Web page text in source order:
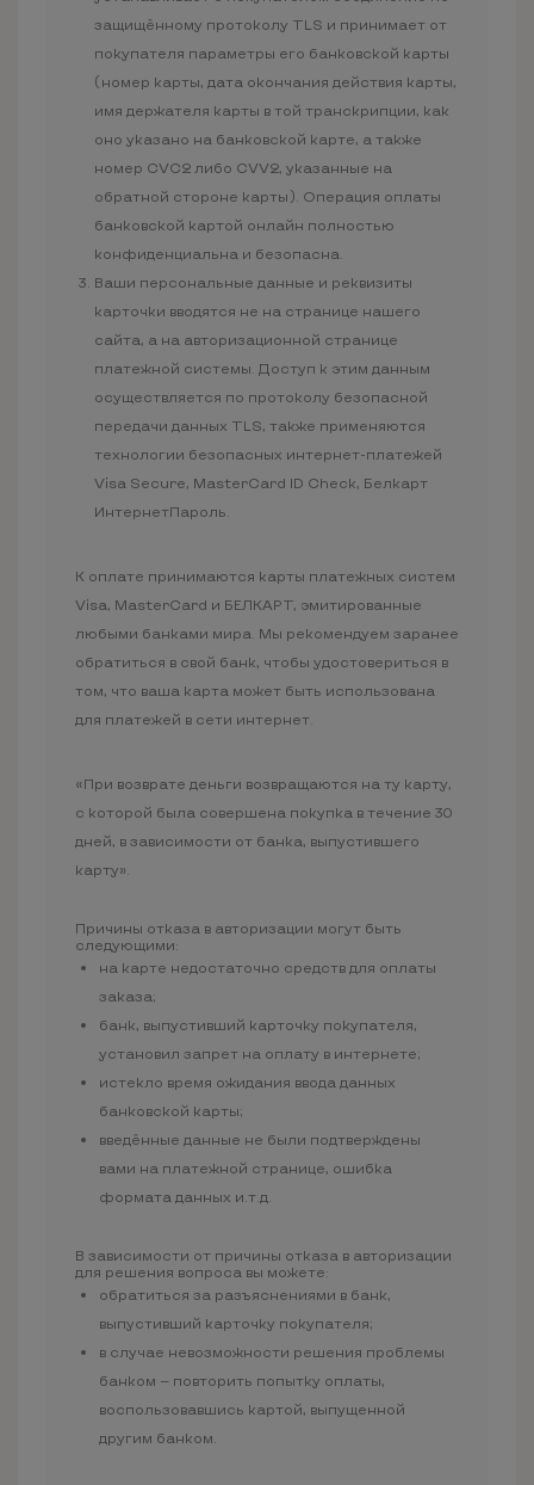
защищённому протоколу TLS и принимает от
покупателя параметры его банковской карты
(номер карты, дата окончания действия карты,
имя держателя карты в той транскрипции, как
оно указано на банковской карте, а также
номер CVC2 либо CVV2, указанные на
обратной стороне карты). Операция оплаты
банковской картой онлайн полностью
конфиденциальна и безопасна.
Ваши персональные данные и реквизиты
карточки вводятся не на странице нашего
сайта, а на авторизационной странице
платежной системы. Доступ к этим данным
осуществляется по протоколу безопасной
передачи данных TLS, также применяются
технологии безопасных интернет-платежей
Visa Secure, MasterCard ID Check, Белкарт
ИнтернетПароль.
К оплате принимаются карты платежных систем
Visa, MasterCard и БЕЛКАРТ, эмитированные
любыми банками мира. Мы рекомендуем заранее
обратиться в свой банк, чтобы удостовериться в
том, что ваша карта может быть использована
для платежей в сети интернет.
«При возврате деньги возвращаются на ту карту,
с которой была совершена покупка в течение 30
дней, в зависимости от банка, выпустившего
карту».
Причины отказа в авторизации могут быть
следующими:
на карте недостаточно средств для оплаты
заказа;
банк, выпустивший карточку покупателя,
установил запрет на оплату в интернете;
истекло время ожидания ввода данных
банковской карты;
введённые данные не были подтверждены
вами на платежной странице, ошибка
формата данных и.т.д.
В зависимости от причины отказа в авторизации
для решения вопроса вы можете:
обратиться за разъяснениями в банк,
выпустивший карточку покупателя;
в случае невозможности решения проблемы
банком — повторить попытку оплаты,
воспользовавшись картой, выпущенной
другим банком.